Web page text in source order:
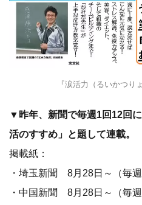
『涙活力（るいかつ
▼昨年、新聞で毎週1回12回
活のすすめ」と題して連載。
掲載紙：
・埼玉新聞 8月28日～（毎週
・中国新聞 8月28日～（毎週